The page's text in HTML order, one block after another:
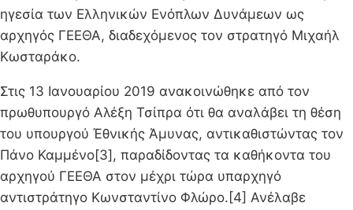
ηγεσία των Ελληνικών Ενόπλων Δυνάμεων ως
αρχηγός ΓΕΕΘΑ, διαδεχόμενος τον στρατηγό Μιχαήλ
Κωσταράκο.
Στις 13 Ιανουαρίου 2019 ανακοινώθηκε από τον
πρωθυπουργό Αλέξη Τσίπρα ότι θα αναλάβει τη θέση
του υπουργού Έθνικής Άμυνας, αντικαθιστώντας τον
Πάνο Καμμένο[3], παραδίδοντας τα καθήκοντα του
αρχηγού ΓΕΕΘΑ στον μέχρι τώρα υπαρχηγό
αντιστράτηγο Κωνσταντίνο Φλώρο.[4] Ανέλαβε